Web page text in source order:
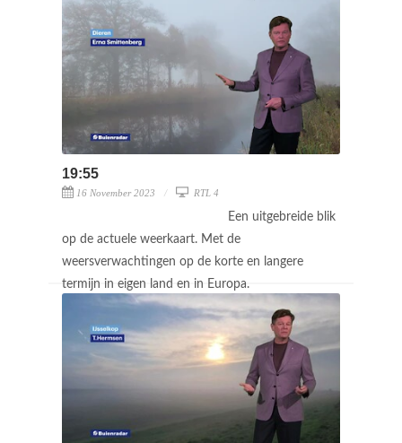
19:55
16 November 2023 RTL 4
Een uitgebreide blik
op de actuele weerkaart. Met de
weersverwachtingen op de korte en langere
termijn in eigen land en in Europa.